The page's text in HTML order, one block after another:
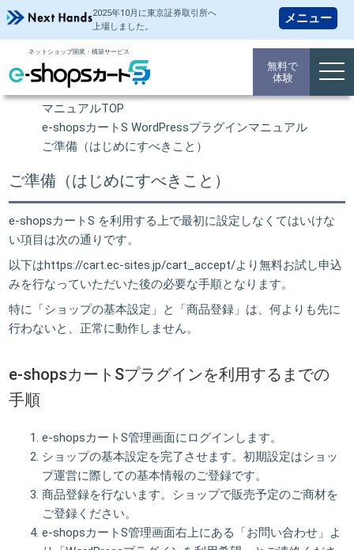
2025年10月に東京証券取引所へ
上場しました。
ネットショップ開業・構築サービス
無料で
体験
操作マニュアル
ネットショップ 開業TOP
マニュアルTOP
e-shopsカートS WordPressプラグインマニュアル
ご準備（はじめにすべきこと）
ご準備（はじめにすべきこと）
e-shopsカートS を利用する上で最初に設定しなくてはいけな
い項目は次の通りです。
以下はhttps://cart.ec-sites.jp/cart_accept/より無料お試し申込
みを行なっていただいた後の必要な手順となります。
特に「ショップの基本設定」と「商品登録」は、何よりも先に
行わないと、正常に動作しません。
e-shopsカートSプラグインを利用するまでの
手順
e-shopsカートS管理画面にログインします。
ショップの基本設定を完了させます。初期設定はショッ
プ運営に際しての基本情報のご登録です。
商品登録を行ないます。ショップで販売予定のご商材を
ご登録ください。
e-shopsカートS管理画面右上にある「お問い合わせ」よ